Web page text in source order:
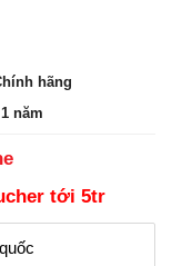
hãng
1 năm
tới 5tr